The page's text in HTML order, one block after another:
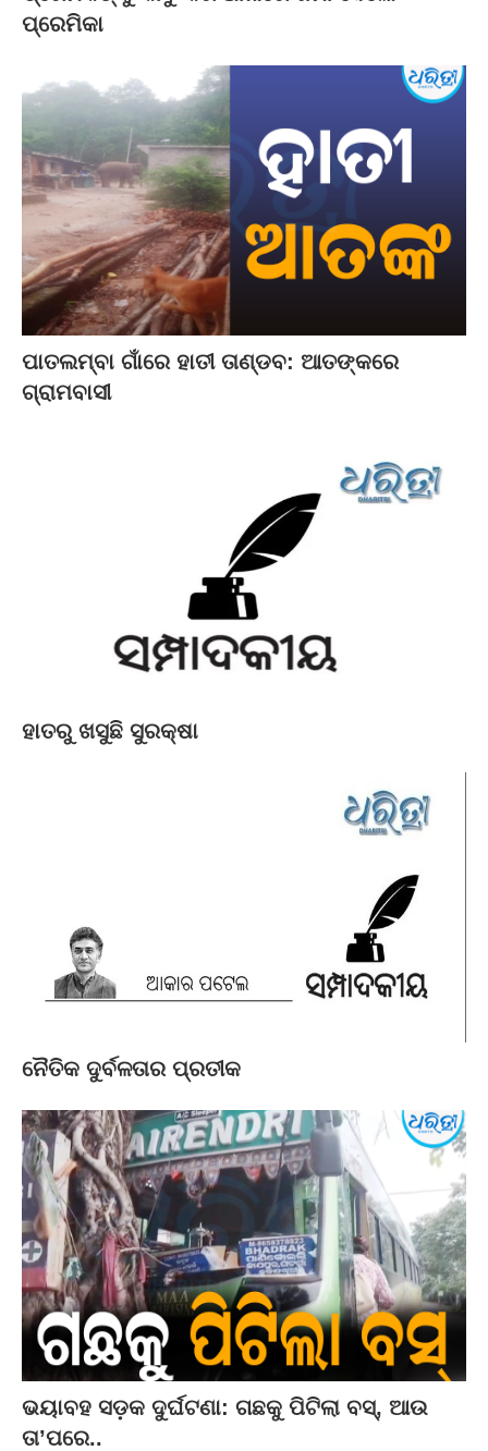
ପ୍ରେମିକା
ପାତଲମ୍ବା ଗାଁରେ ହାତୀ ତାଣ୍ଡବ: ଆତଙ୍କରେ
ଗ୍ରାମବାସୀ
ହାତରୁ ଖସୁଛି ସୁରକ୍ଷା
ନୈତିକ ଦୁର୍ବଳତାର ପ୍ରତୀକ
ଭୟାବହ ସଡ଼କ ଦୁର୍ଘଟଣା: ଗଛକୁ ପିଟିଲା ବସ୍‌, ଆଉ
ତା’ପରେ..